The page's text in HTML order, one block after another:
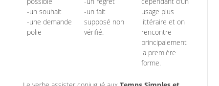
-un souhait
-une demande
polie
-un fait
supposé non
vérifié.
usage plus
littéraire et on
rencontre
principalement
la première
forme.